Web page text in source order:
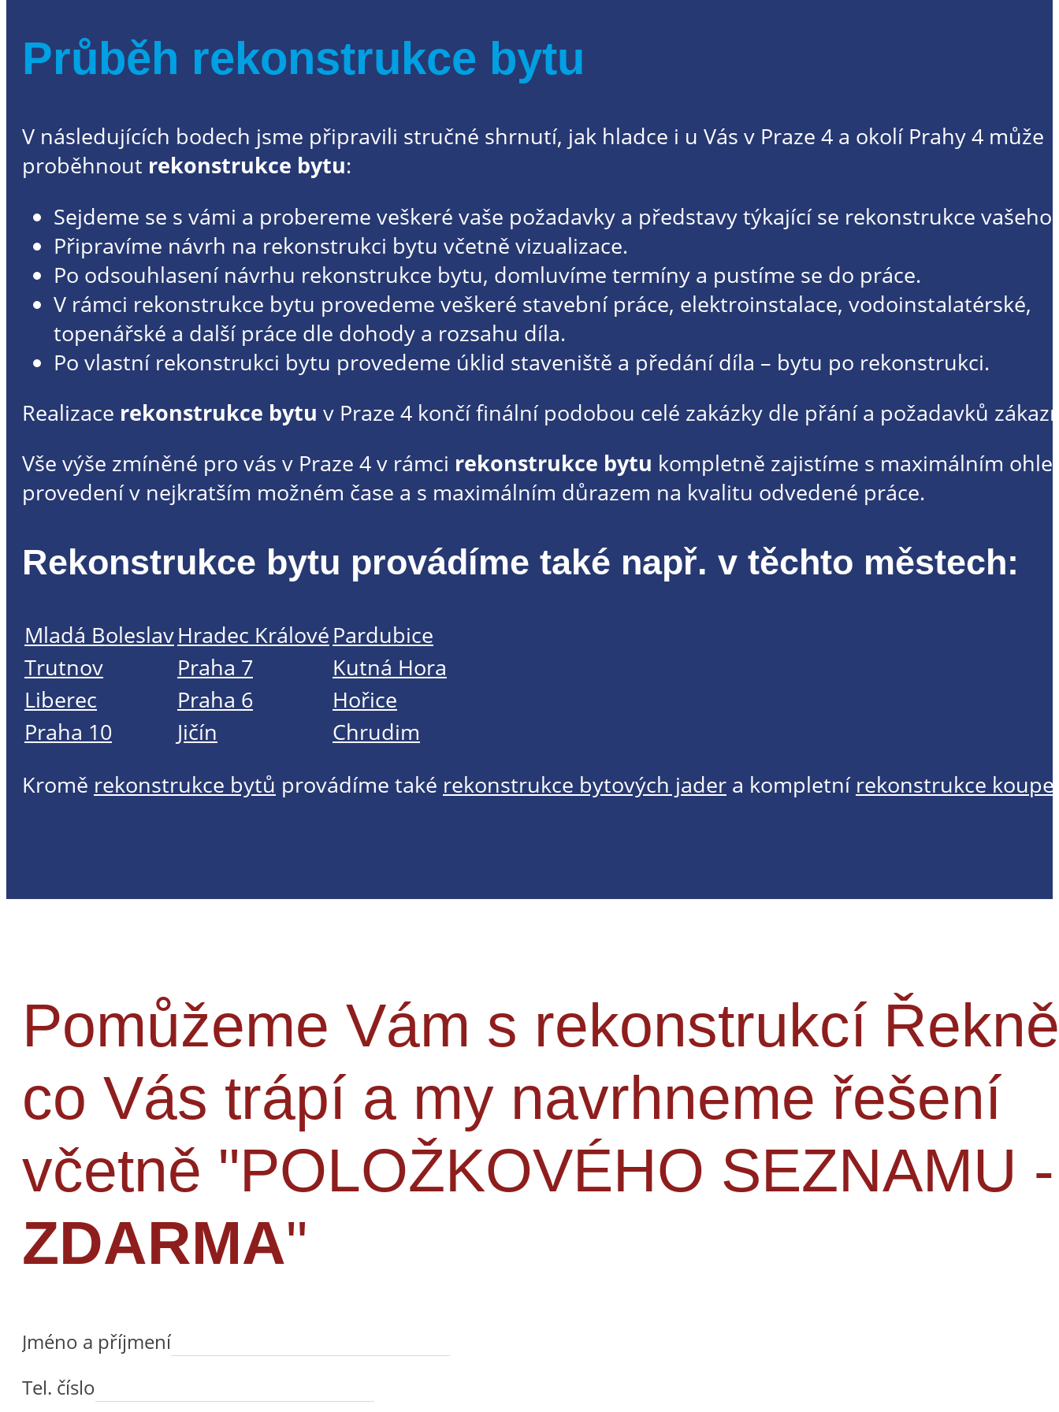
Průběh rekonstrukce bytu
V následujících bodech jsme připravili stručné shrnutí, jak hladce i u Vás v Praze 4 a okolí Prahy 4 může
proběhnout rekonstrukce bytu:
Sejdeme se s vámi a probereme veškeré vaše požadavky a představy týkající se rekonstrukce
Připravíme návrh na rekonstrukci bytu včetně vizualizace.
Po odsouhlasení návrhu rekonstrukce bytu, domluvíme termíny a pustíme se do práce.
V rámci rekonstrukce bytu provedeme veškeré stavební práce, elektroinstalace, vodoinstalatérské,
topenářské a další práce dle dohody a rozsahu díla.
Po vlastní rekonstrukci bytu provedeme úklid staveniště a předání díla – bytu po rekonstrukci.
Realizace rekonstrukce bytu v Praze 4 končí finální podobou celé zakázky dle přání a požadavků
Vše výše zmíněné pro vás v Praze 4 v rámci rekonstrukce bytu kompletně zajistíme s maximálním
provedení v nejkratším možném čase a s maximálním důrazem na kvalitu odvedené práce.
Rekonstrukce bytu provádíme také např. v těchto městech:
Mladá BoleslavHradec KrálovéPardubice
Trutnov
Praha 7
Kutná Hora
Liberec
Praha 6
Hořice
Praha 10
Jičín
Chrudim
Kromě rekonstrukce bytů provádíme také rekonstrukce bytových jader a kompletní rekonstrukce
Pomůžeme Vám s rekonstrukcí
co Vás trápí a my navrhneme řešení
včetně "POLOŽKOVÉHO SEZNAMU -
ZDARMA"
Jméno a příjmení
Tel. číslo